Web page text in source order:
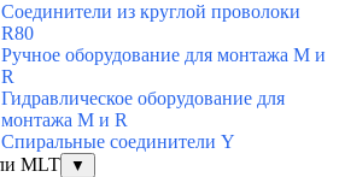
Соединители из круглой проволоки
R80
Ручное оборудование для монтажа M и
R
Гидравлическое оборудование для
монтажа M и R
Спиральные соединители Y
MLT
▼